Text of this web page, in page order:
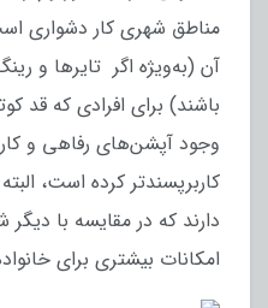
مناطق شهری کار دشواری
آن (به‌ویژه اگر تایرها و
باشند) برای افرادی که قد
وجود آپشن‌های رفاهی و
کاربرپسندتر کرده است،
دارند که در مقایسه با
امکانات بیشتری برای